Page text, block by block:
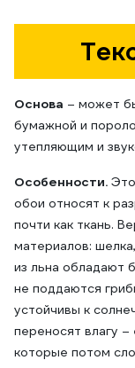
Основа – может
бумажной и
утепляющим и
Особенности.
обои относят к
почти как ткань.
материалов:
из льна обладают
не поддаются
устойчивы к
переносят влагу –
которые потом